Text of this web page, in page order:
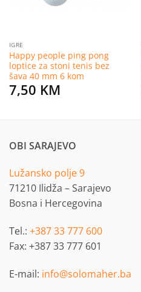
IGRE
Happy people ping pong
loptice za stoni tenis bez
šava 40 mm 6 kom
7,50 KM
OBI SARAJEVO
Lužansko polje 9
71210 Ilidža – Sarajevo
Bosna i Hercegovina
Tel.: +387 33 777 600
Fax: +387 33 777 601
E-mail: info@solomaher.ba